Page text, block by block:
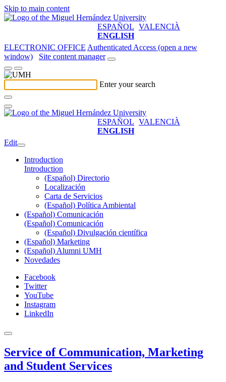
Skip to main content
ESPAÑOL VALENCIÀ
ENGLISH
ELECTRONIC OFFICE Authenticated Access (open a new
window)
Site content manager
Enter your search
ESPAÑOL VALENCIÀ
ENGLISH
Edit
Introduction
Introduction
(Español) Directorio
Localización
Carta de Servicios
(Español) Política Ambiental
(Español) Comunicación
(Español) Comunicación
(Español) Divulgación científica
(Español) Marketing
(Español) Alumni UMH
Novedades
Facebook
Twitter
YouTube
Instagram
LinkedIn
Service of Communication, Marketing
and Student Services